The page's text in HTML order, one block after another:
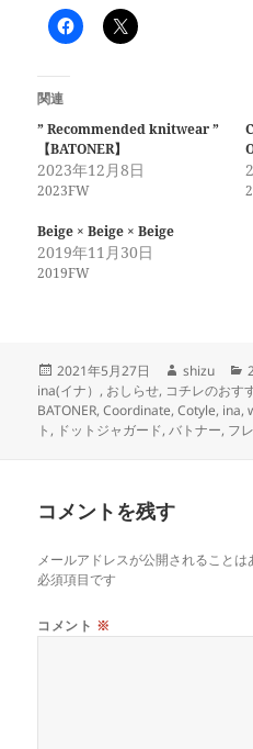
関連
” Recommended knitwear ”
【BATONER】
2023年12月8日
2023FW
Beige × Beige × Beige
2019年11月30日
2019FW
投
稿
日:
2021年5月27日
作
成
者
shizu
ina(イナ） , おしらせ, コチレのおす
BATONER,Coordinate,Cotyle, ina,
ト , ドットジャガード,バトナー, フ
コメントを残す
メールアドレスが公開されることは
必須項目です
コメント ※